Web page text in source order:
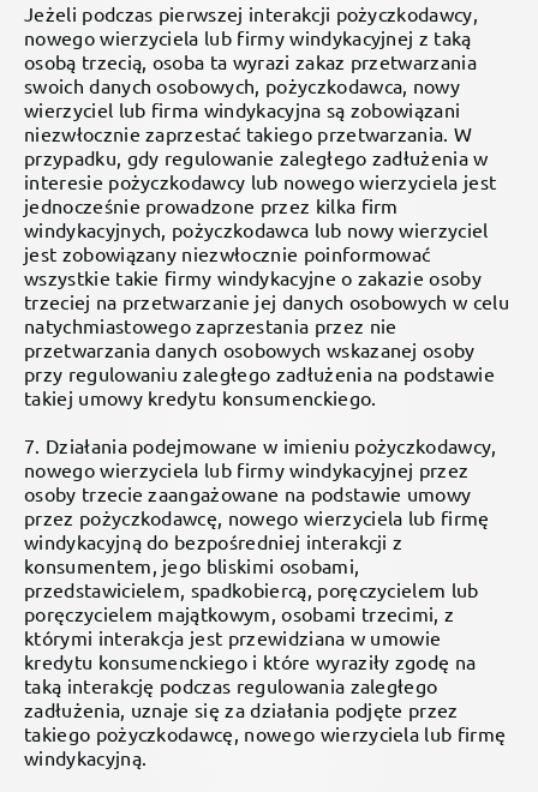
Jeżeli podczas pierwszej interakcji pożyczkodawcy,
nowego wierzyciela lub firmy windykacyjnej z taką
osobą trzecią, osoba ta wyrazi zakaz przetwarzania
swoich danych osobowych, pożyczkodawca, nowy
wierzyciel lub firma windykacyjna są zobowiązani
niezwłocznie zaprzestać takiego przetwarzania. W
przypadku, gdy regulowanie zaległego zadłużenia w
interesie pożyczkodawcy lub nowego wierzyciela jest
jednocześnie prowadzone przez kilka firm
windykacyjnych, pożyczkodawca lub nowy wierzyciel
jest zobowiązany niezwłocznie poinformować
wszystkie takie firmy windykacyjne o zakazie osoby
trzeciej na przetwarzanie jej danych osobowych w celu
natychmiastowego zaprzestania przez nie
przetwarzania danych osobowych wskazanej osoby
przy regulowaniu zaległego zadłużenia na podstawie
takiej umowy kredytu konsumenckiego.
7. Działania podejmowane w imieniu pożyczkodawcy,
nowego wierzyciela lub firmy windykacyjnej przez
osoby trzecie zaangażowane na podstawie umowy
przez pożyczkodawcę, nowego wierzyciela lub firmę
windykacyjną do bezpośredniej interakcji z
konsumentem, jego bliskimi osobami,
przedstawicielem, spadkobiercą, poręczycielem lub
poręczycielem majątkowym, osobami trzecimi, z
którymi interakcja jest przewidziana w umowie
kredytu konsumenckiego i które wyraziły zgodę na
taką interakcję podczas regulowania zaległego
zadłużenia, uznaje się za działania podjęte przez
takiego pożyczkodawcę, nowego wierzyciela lub firmę
windykacyjną.